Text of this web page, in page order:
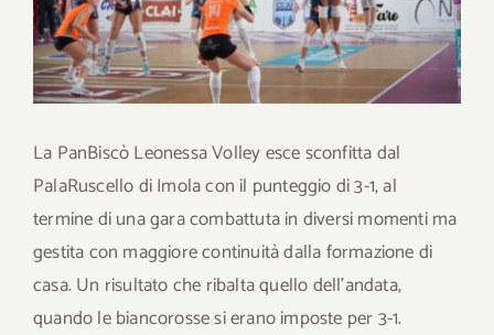
SHOP
Cerca
per:
La PanBiscò Leonessa Volley esce sconfitta dal
PalaRuscello di Imola con il punteggio di 3-1, al
termine di una gara combattuta in diversi momenti ma
gestita con maggiore continuità dalla formazione di
casa. Un risultato che ribalta quello dell’andata,
quando le biancorosse si erano imposte per 3-1.